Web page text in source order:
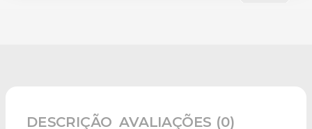
DESCRIÇÃO AVALIAÇÕES (0)